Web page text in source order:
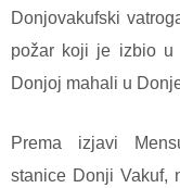
Donjovakufski
požar koji je izbio u
Donjoj mahali u
Prema izjavi
stanice Donji Vakuf,